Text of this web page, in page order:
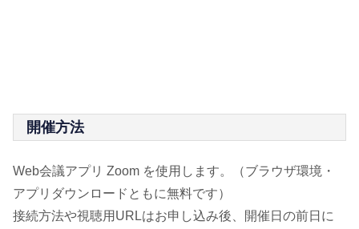
開催方法
Web会議アプリ Zoom を使用します。（ブラウザ環境・
アプリダウンロードともに無料です）
接続方法や視聴用URLはお申し込み後、開催日の前日に